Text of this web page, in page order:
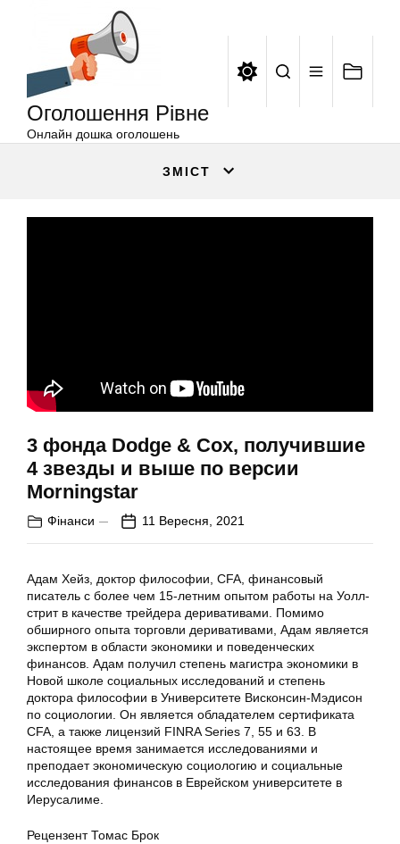
Оголошення Рівне
Онлайн дошка оголошень
ЗМІСТ
3 фонда Dodge & Cox, получившие
4 звезды и выше по версии
Morningstar
Фінанси 11 Вересня, 2021
Адам Хейз, доктор философии, CFA, финансовый
писатель с более чем 15-летним опытом работы на Уолл-
стрит в качестве трейдера деривативами. Помимо
обширного опыта торговли деривативами, Адам является
экспертом в области экономики и поведенческих
финансов. Адам получил степень магистра экономики в
Новой школе социальных исследований и степень
доктора философии в Университете Висконсин-Мэдисон
по социологии. Он является обладателем сертификата
CFA, а также лицензий FINRA Series 7, 55 и 63. В
настоящее время занимается исследованиями и
преподает экономическую социологию и социальные
исследования финансов в Еврейском университете в
Иерусалиме.
Рецензент Томас Брок